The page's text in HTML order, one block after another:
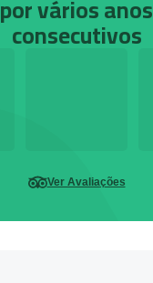
por vários anos
consecutivos
Ver Avaliações